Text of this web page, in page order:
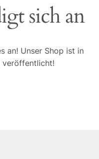
sich an
an! Unser Shop ist in
veröffentlicht!